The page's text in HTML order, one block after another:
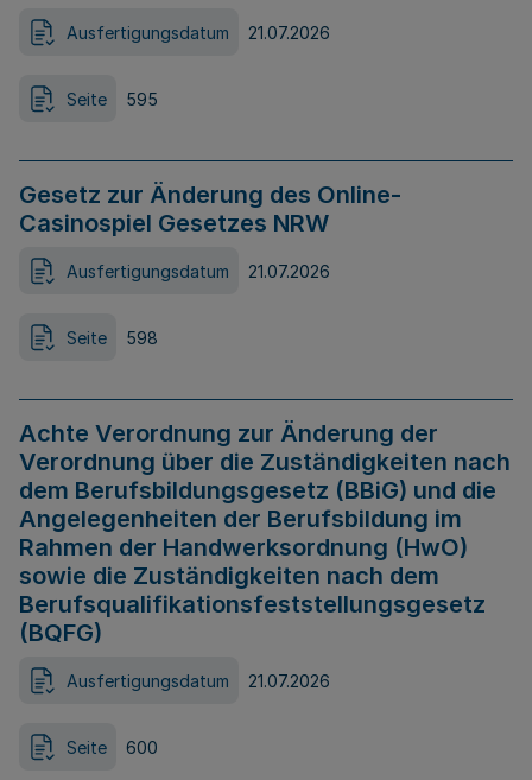
Ausfertigungsdatum 21.07.2026
Seite 595
Gesetz zur Änderung des Online-
Casinospiel Gesetzes NRW
Ausfertigungsdatum 21.07.2026
Seite 598
Achte Verordnung zur Änderung der
Verordnung über die Zuständigkeiten nach
dem Berufsbildungsgesetz (BBiG) und die
Angelegenheiten der Berufsbildung im
Rahmen der Handwerksordnung (HwO)
sowie die Zuständigkeiten nach dem
Berufsqualifikationsfeststellungsgesetz
(BQFG)
Ausfertigungsdatum 21.07.2026
Seite 600